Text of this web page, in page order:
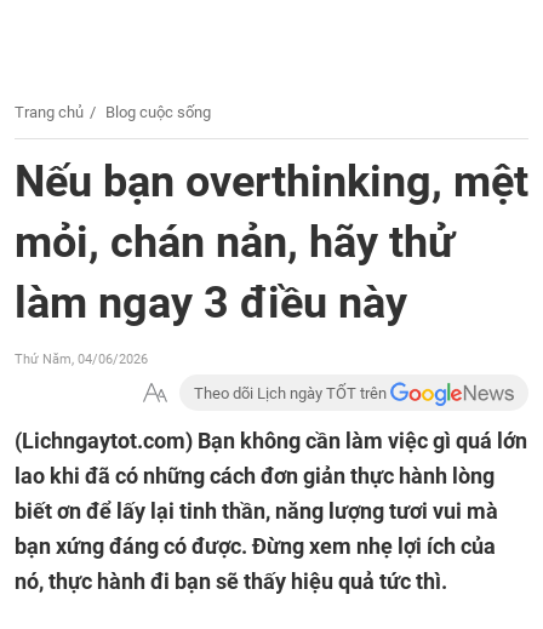
Trang chủ Blog cuộc sống
Nếu bạn overthinking, mệt
mỏi, chán nản, hãy thử
làm ngay 3 điều này
Thứ Năm, 04/06/2026
Theo dõi Lịch ngày TỐT trên
(Lichngaytot.com) Bạn không cần làm việc gì quá lớn
lao khi đã có những cách đơn giản thực hành lòng
biết ơn để lấy lại tinh thần, năng lượng tươi vui mà
bạn xứng đáng có được. Đừng xem nhẹ lợi ích của
nó, thực hành đi bạn sẽ thấy hiệu quả tức thì.